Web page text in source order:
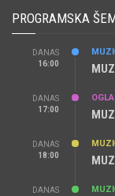
PROGRAMSKA
DANAS
16:00
DANAS
17:00
DANAS
18:00
DANAS